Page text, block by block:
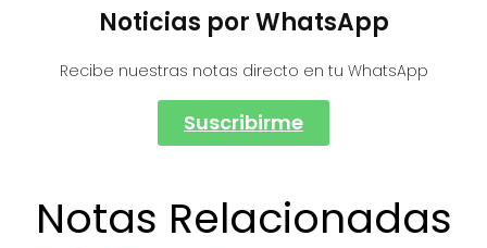
Noticias por WhatsApp
Recibe nuestras notas directo en tu WhatsApp
Suscribirme
Notas Relacionadas